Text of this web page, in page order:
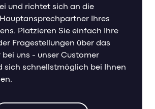
und richtet sich an die
Ihres
Platzieren Sie einfach Ihre
Fragestellungen über das
bei uns - unser Customer
sich schnellstmöglich bei Ihnen